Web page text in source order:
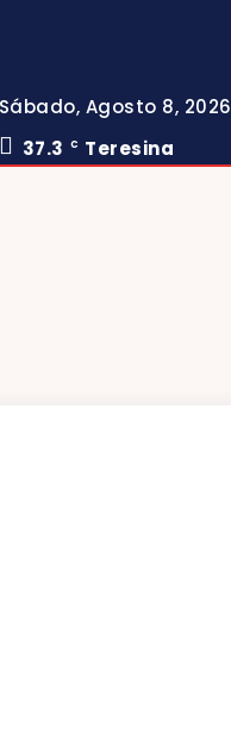
Sábado, Agosto 8, 2026
37.3
C Teresina